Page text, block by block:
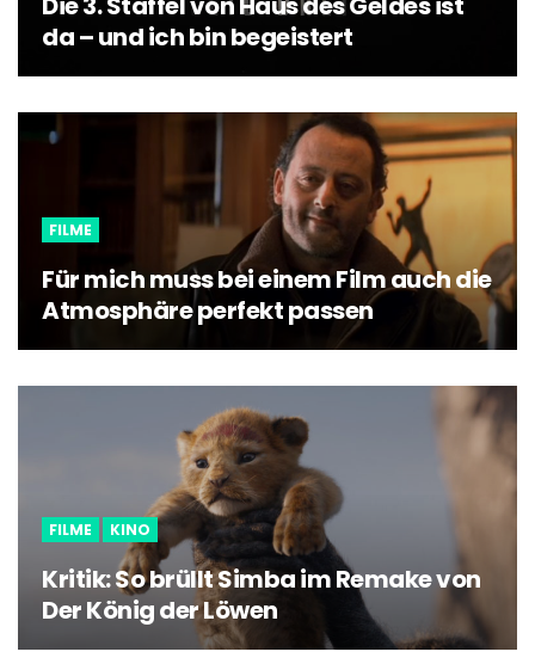
da – und ich bin begeistert
FILME
Für mich muss bei einem Film auch die
Atmosphäre perfekt passen
FILME KINO
Kritik: So brüllt Simba im Remake von
Der König der Löwen